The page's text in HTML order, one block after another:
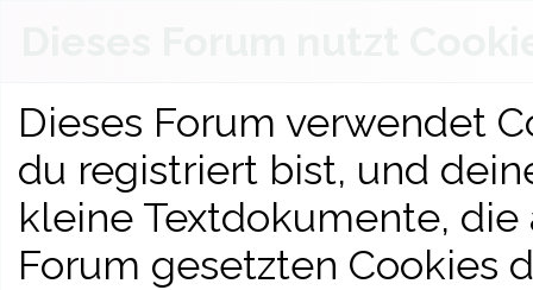
Dieses Forum verwendet
du registriert bist, und
kleine Textdokumente,
Forum gesetzten Cookies